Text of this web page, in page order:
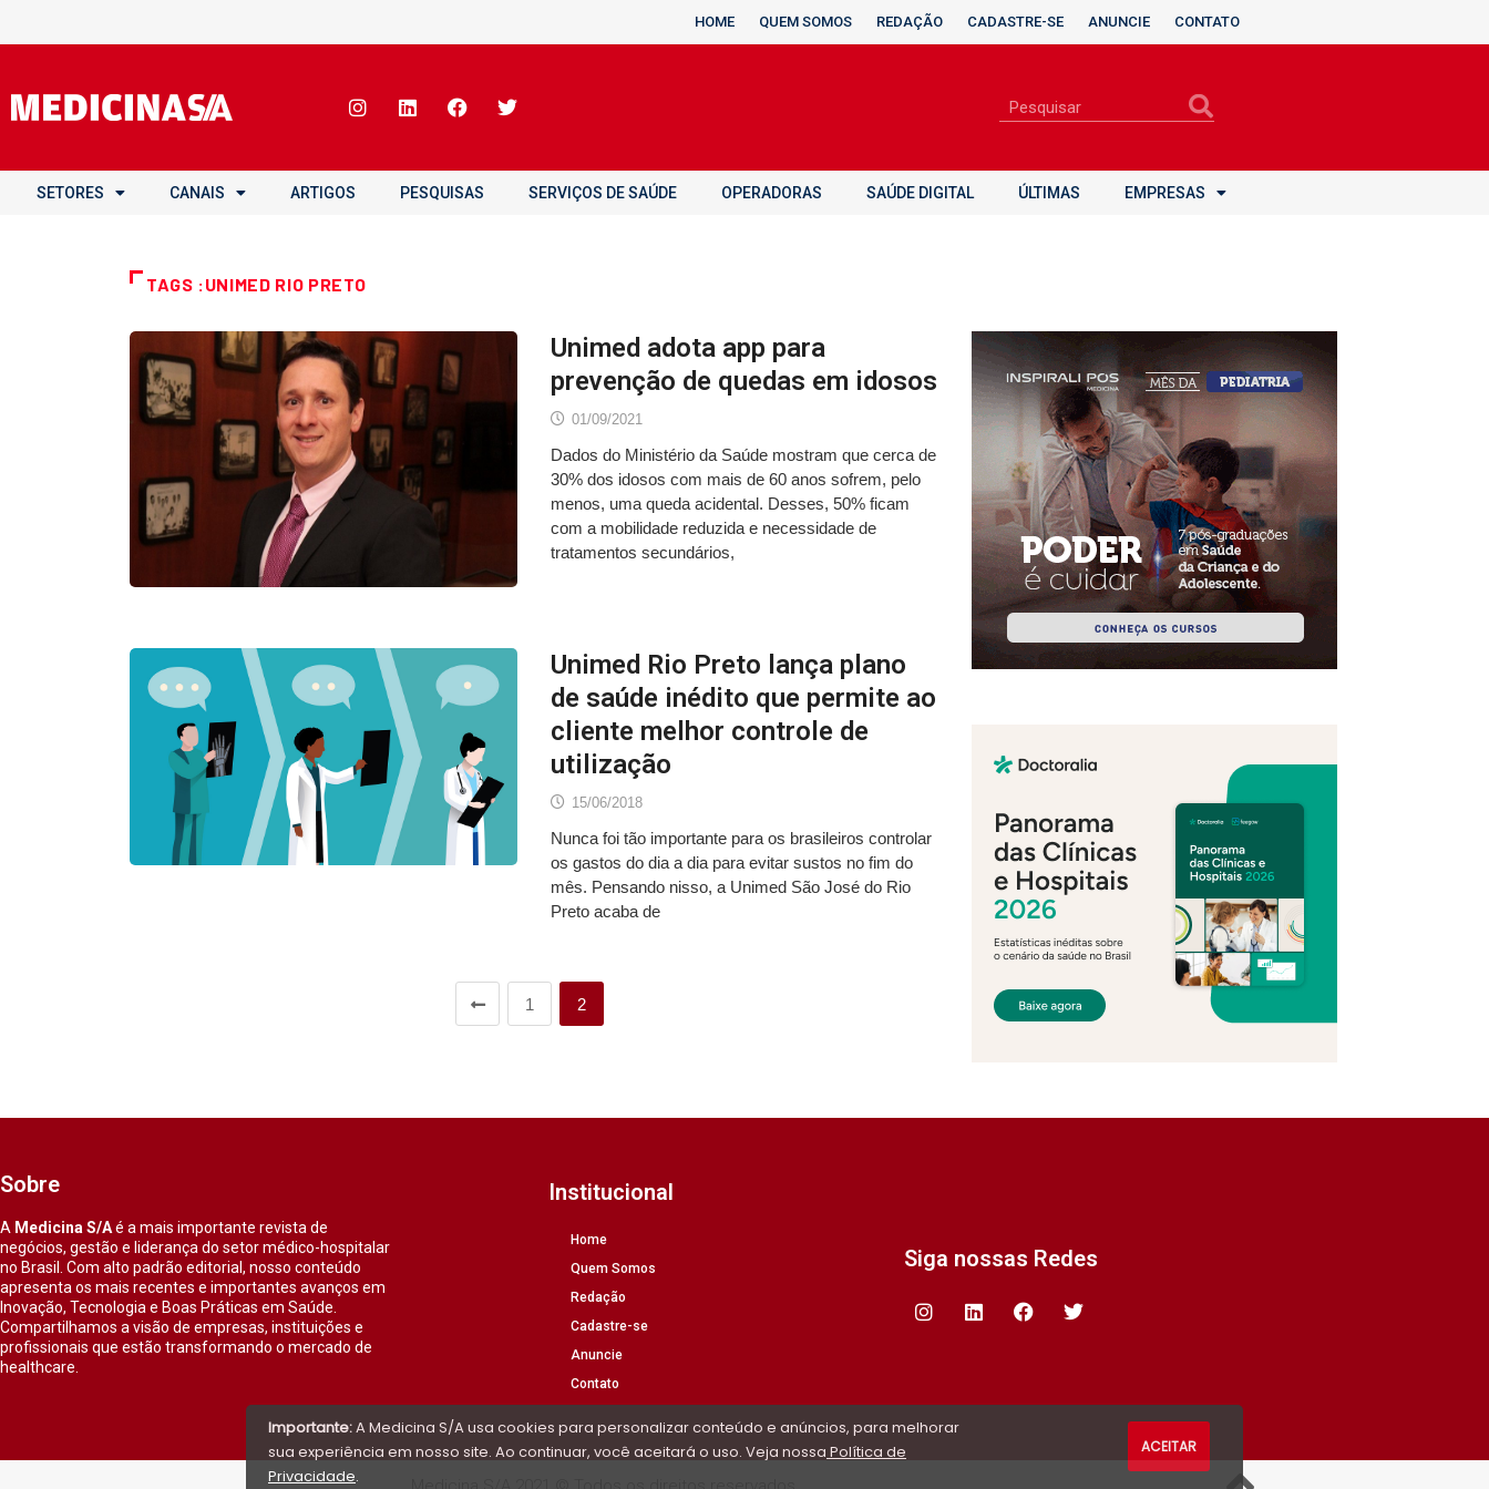
HOME QUEM SOMOS REDAÇÃO CADASTRE-SE ANUNCIE CONTATO
SETORES CANAIS ARTIGOS PESQUISAS SERVIÇOS DE SAÚDE OPERADORAS SAÚDE DIGITAL ÚLTIMAS EMPRESAS
TAGS :UNIMED RIO PRETO
Unimed adota app para
prevenção de quedas em idosos
01/09/2021
Dados do Ministério da Saúde mostram que cerca de
30% dos idosos com mais de 60 anos sofrem, pelo
menos, uma queda acidental. Desses, 50% ficam
com a mobilidade reduzida e necessidade de
tratamentos secundários,
Unimed Rio Preto lança plano
de saúde inédito que permite ao
cliente melhor controle de
utilização
15/06/2018
Nunca foi tão importante para os brasileiros controlar
os gastos do dia a dia para evitar sustos no fim do
mês. Pensando nisso, a Unimed São José do Rio
Preto acaba de
1 2
Sobre
A Medicina S/Aé a mais importante revista de
negócios, gestão e liderança do setor médico-hospitalar
no Brasil. Com alto padrão editorial, nosso conteúdo
apresenta os mais recentes e importantes avanços em
Inovação, Tecnologia e Boas Práticas em Saúde.
Compartilhamos a visão de empresas, instituições e
profissionais que estão transformando o mercado de
healthcare.
Institucional
Home
Quem Somos
Redação
Cadastre-se
Anuncie
Contato
Siga nossas Redes
Importante:A Medicina S/A usa cookies para personalizar conteúdo e anúncios, para melhorar
sua experiência em nosso site. Ao continuar, você aceitará o uso. Veja nossa Política de
Privacidade.
ACEITAR